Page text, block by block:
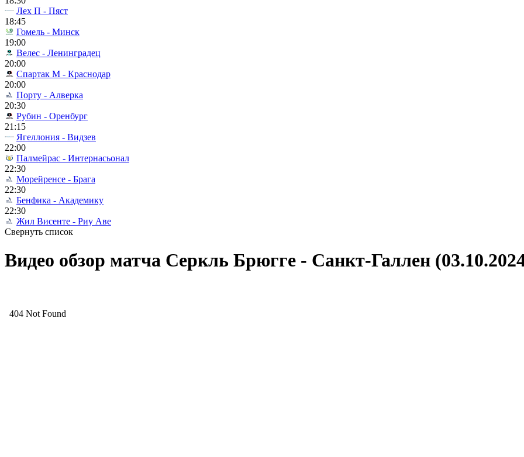
Лех П - Пяст
18:45
Гомель - Минск
19:00
Велес - Ленинградец
20:00
Спартак М - Краснодар
20:00
Порту - Алверка
20:30
Рубин - Оренбург
21:15
Ягеллония - Видзев
22:00
Палмейрас - Интернасьонал
22:30
Морейренсе - Брага
22:30
Бенфика - Академику
22:30
Жил Висенте - Риу Аве
Свернуть список
Видео обзор матча Серкль Брюгге - Санкт-Галлен